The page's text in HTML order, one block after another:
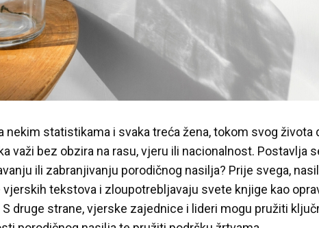
nekim statistikama i svaka treća žena, tokom svog života
važi bez obzira na rasu, vjeru ili nacionalnost. Postavlja
ili zabranjivanju porodičnog nasilja? Prije svega,
tekstova i zloupotrebljavaju svete knjige kao
druge strane, vjerske zajednice i lideri mogu pružiti